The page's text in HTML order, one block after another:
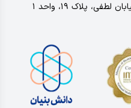
پلاک ۱۹، واحد ۱